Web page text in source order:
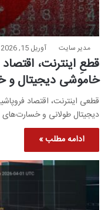
مدیر سایت آوریل 15, 2026
قطعِ اینترنت،
خاموشی دیجیتال و
قطعی اینترنت، اقتصاد
دیجیتال طولانی و
ادامه مطلب »